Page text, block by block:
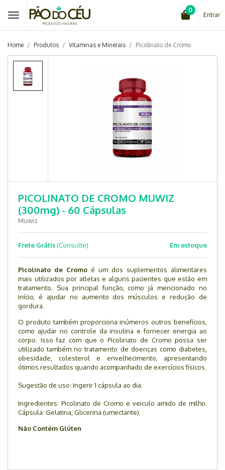
0
Entrar
Home Produtos Vitaminas e Minerais Picolinato de Cromo
PICOLINATO DE CROMO MUWIZ
(300mg) - 60 Cápsulas
Muwiz
Em estoque
Frete Grátis(Consulte)
Picolinato de Cromo é um dos suplementos alimentares
mais utilizados por atletas e alguns pacientes que estão em
tratamento. Sua principal função, como já mencionado no
início, é ajudar no aumento dos músculos e redução de
gordura.
O produto também proporciona inúmeros outros benefícios,
como ajudar no controle da insulina e fornecer energia ao
corpo. Isso faz com que o Picolinato de Cromo possa ser
utilizado também no tratamento de doenças como diabetes,
obesidade, colesterol e envelhecimento, apresentando
ótimos resultados quando acompanhado de exercícios físicos.
Sugestão de uso: Ingerir 1 cápsula ao dia.
Ingredientes: Picolinato de Cromo e veiculo amido de milho.
Cápsula: Gelatina, Glicerina (umectante).
Não Contém Glúten